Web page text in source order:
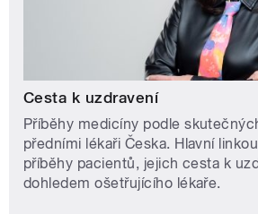
Cesta k uzdravení
Příběhy medicíny podle
předními lékaři Česka. Hlavní
příběhy pacientů, jejich cesta k
dohledem ošetřujícího lékaře.